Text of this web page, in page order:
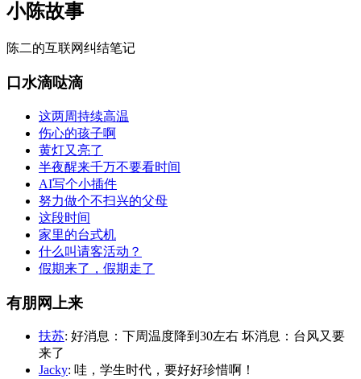
小陈故事
陈二的互联网纠结笔记
口水滴哒滴
这两周持续高温
伤心的孩子啊
黄灯又亮了
半夜醒来千万不要看时间
AI写个小插件
努力做个不扫兴的父母
这段时间
家里的台式机
什么叫请客活动？
假期来了，假期走了
有朋网上来
扶苏: 好消息：下周温度降到30左右 坏消息：台风又要
来了
Jacky: 哇，学生时代，要好好珍惜啊！